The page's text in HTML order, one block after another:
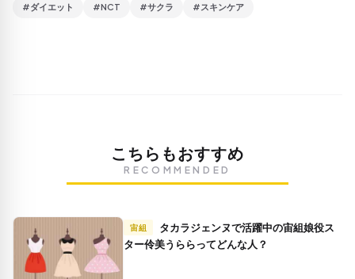
#ダイエット #NCT #サクラ #スキンケア
こちらもおすすめ
RECOMMENDED
宙組
ター伶美うららってどんな人？